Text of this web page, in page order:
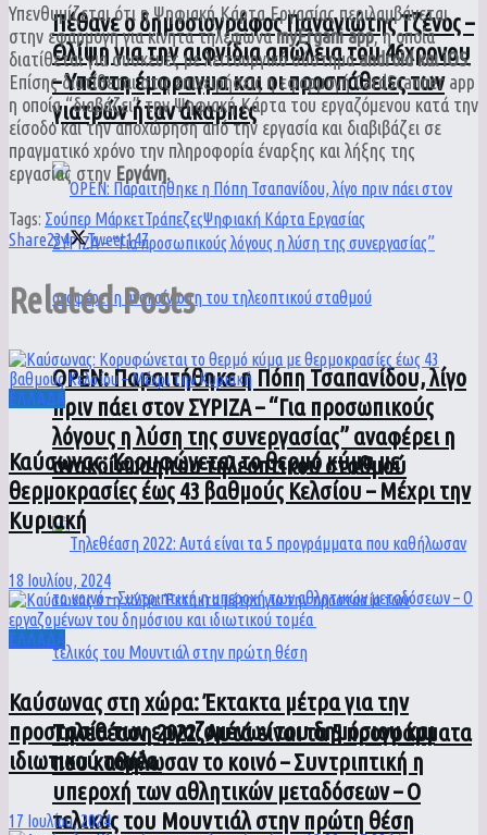
Πέθανε ο δημοσιογράφος Παναγιώτης Τζένος –
Θλίψη για την αιφνίδια απώλεια του 46χρονου
– Υπέστη έμφραγμα και οι προσπάθειες των
γιατρών ήταν άκαρπες
ΟPEN: Παραιτήθηκε η Πόπη Τσαπανίδου, λίγο
πριν πάει στον ΣΥΡΙΖΑ – “Για προσωπικούς
λόγους η λύση της συνεργασίας” αναφέρει η
ανακοίνωση του τηλεοπτικού σταθμού
Τηλεθέαση 2022: Αυτά είναι τα 5 προγράμματα
που καθήλωσαν το κοινό – Συντριπτική η
υπεροχή των αθλητικών μεταδόσεων – Ο
τελικός του Μουντιάλ στην πρώτη θέση
Υπενθυμίζεται ότι η Ψηφιακή Κάρτα Εργασίας περιλαμβάνεται
στην εφαρμογή για κινητά τηλέφωναmyErgani app, η οποία
διατίθεται για συσκευές με λειτουργικό σύστημαandroid και iOS.
Επίσης διατίθεται στις επιχειρήσεις η εφαρμογή CardScanner app
η οποία “διαβάζει” την Ψηφιακή Κάρτα του εργαζόμενου κατά την
είσοδο και την αποχώρηση από την εργασία και διαβιβάζει σε
πραγματικό χρόνο την πληροφορία έναρξης και λήξης της
εργασίας στην Εργάνη.
Tags: Σούπερ ΜάρκετΤράπεζεςΨηφιακή Κάρτα Εργασίας
Share234 Tweet147
RelatedPosts
ΕΛΛΑΔΑ
Καύσωνας: Κορυφώνεται το θερμό κύμα με
θερμοκρασίες έως 43 βαθμούς Κελσίου – Μέχρι την
Κυριακή
18 Ιουλίου, 2024
ΕΛΛΑΔΑ
Καύσωνας στη χώρα: Έκτακτα μέτρα για την
προστασία των εργαζομένων του δημόσιου και
ιδιωτικού τομέα
17 Ιουλίου, 2024